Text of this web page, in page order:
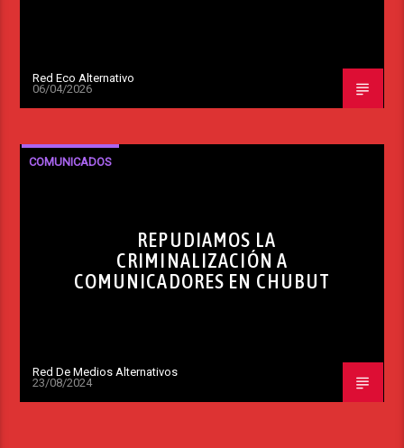
Red Eco Alternativo
06/04/2026
COMUNICADOS
REPUDIAMOS LA
CRIMINALIZACIÓN A
COMUNICADORES EN CHUBUT
Red De Medios Alternativos
23/08/2024